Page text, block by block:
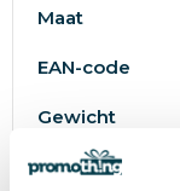
Maat
EAN-code
Gewicht
Merk